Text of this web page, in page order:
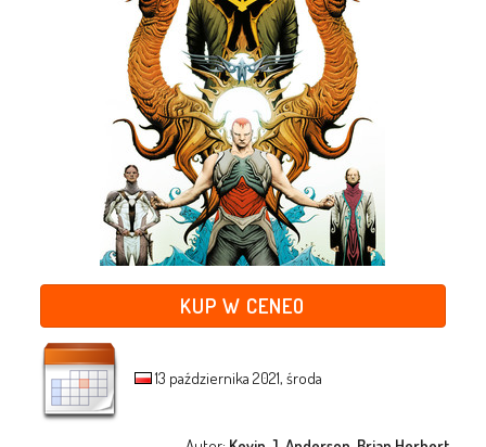
KUP W CENEO
13 października 2021, środa